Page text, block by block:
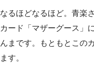
なるほどなるほど。青楽
カード「マザーグース」
んまです。もともとこの
ます。